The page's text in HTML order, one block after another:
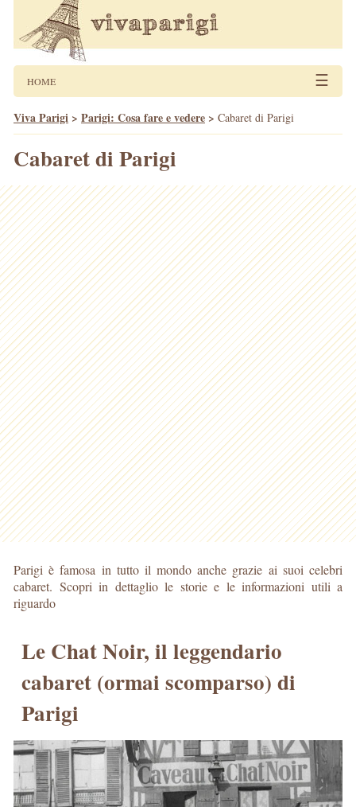
HOME ☰
Viva Parigi > Parigi: Cosa fare e vedere > Cabaret di Parigi
Cabaret di Parigi
Parigi è famosa in tutto il mondo anche grazie ai suoi celebri
cabaret. Scopri in dettaglio le storie e le informazioni utili a
riguardo
Le Chat Noir, il leggendario
cabaret (ormai scomparso) di
Parigi